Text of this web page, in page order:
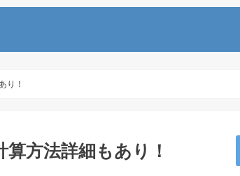
り！
方法詳細もあり！